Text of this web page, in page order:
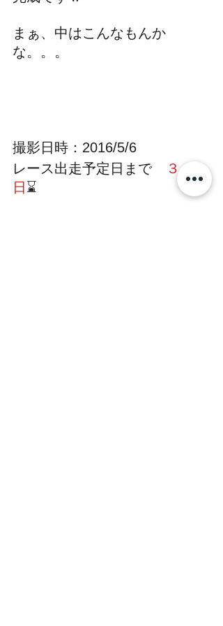
まぁ、中はこんなもんか
な。。。
撮影日時：2016/5/6
レース出走予定日まで
３１８
日 ⌛